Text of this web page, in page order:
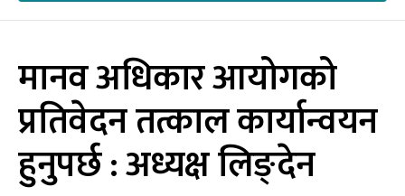
मानव अधिकार आयोगको
प्रतिवेदन तत्काल कार्यान्वयन
हुनुपर्छ : अध्यक्ष लिङ्देन